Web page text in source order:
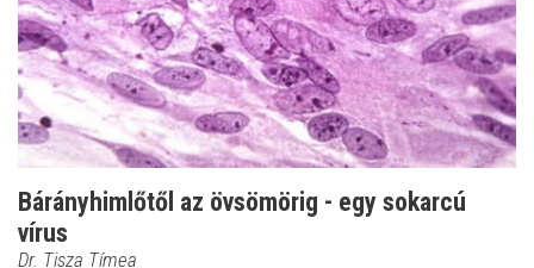
Bárányhimlőtől az övsömörig - egy sokarcú
vírus
Dr. Tisza Tímea